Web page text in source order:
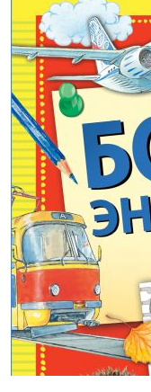
1199,00р.
-40% после
Большая
500
Лиско Вячеслав
В корзину
В